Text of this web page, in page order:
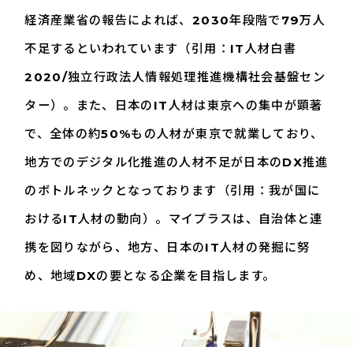
経済産業省の報告によれば、 2030年段階で79万人
不足するといわれています（引用：IT人材白書
2020/独立行政法人情報処理推進機構社会基盤セン
ター）。
また、日本のIT人材は東京への集中が顕著
で、全体の約50%もの人材が東京で就業しており、
地方でのデジタル化推進の人材不足が日本のDX推進
の ボトルネックとなっております（引用：我が国に
おけるIT人材の動向）。 マイプラスは、自治体と連
携を図りながら、地方、 日本のIT人材の発掘に努
め、地域DXの要となる企業を目指します。